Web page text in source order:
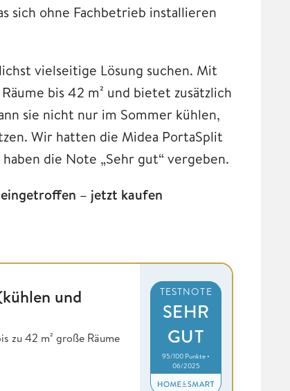
sich ohne Fachbetrieb installieren
vielseitige Lösung suchen. Mit
bis 42 m² und bietet zusätzlich
sie nicht nur im Sommer kühlen,
Wir hatten die Midea PortaSplit
haben die Note „Sehr gut“ vergeben.
– jetzt kaufen
und
zu 42 m² große Räume
TESTNOTE
SEHR
GUT
95/100 Punkte •
06/2025